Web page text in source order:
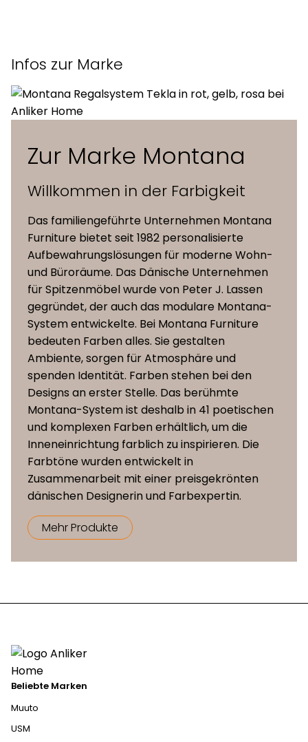
12 mm lackiertes MDF / 16 mm
lackiertes MDF
Montana Office Katalog – Englisch
Infos zur Marke
Zur Marke Montana
Willkommen in der Farbigkeit
Das familiengeführte Unternehmen Montana
Furniture bietet seit 1982 personalisierte
Aufbewahrungslösungen für moderne Wohn-
und Büroräume. Das Dänische Unternehmen
für Spitzenmöbel wurde von Peter J. Lassen
gegründet, der auch das modulare Montana-
System entwickelte. Bei Montana Furniture
bedeuten Farben alles. Sie gestalten
Ambiente, sorgen für Atmosphäre und
spenden Identität. Farben stehen bei den
Designs an erster Stelle. Das berühmte
Montana-System ist deshalb in 41 poetischen
und komplexen Farben erhältlich, um die
Inneneinrichtung farblich zu inspirieren. Die
Farbtöne wurden entwickelt in
Zusammenarbeit mit einer preisgekrönten
dänischen Designerin und Farbexpertin.
Mehr Produkte
Beliebte Marken
Muuto
USM